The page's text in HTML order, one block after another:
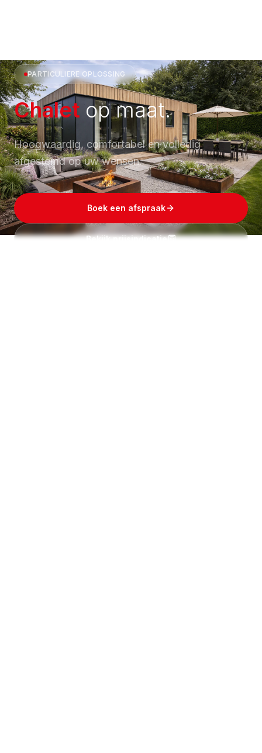
PARTICULIERE OPLOSSING
Chalet op maat.
Hoogwaardig, comfortabel en volledig
afgestemd op uw wensen.
Boek een afspraak
Bekijk prijsindicatie